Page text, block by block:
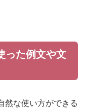
った例文や文
然な使い方ができる